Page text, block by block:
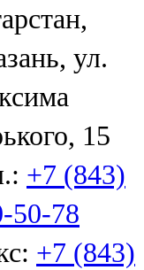
ул.
15
+7 (843)
50-78
+7 (843)